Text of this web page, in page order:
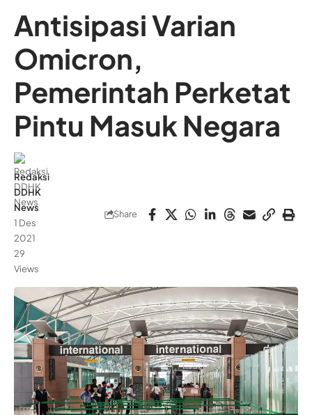
Antisipasi Varian
Omicron,
Pemerintah Perketat
Pintu Masuk Negara
Redaksi
DDHK
News
1 Des
2021
29
Views
Share